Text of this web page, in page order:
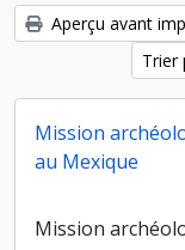
Aperçu avant
Trier
Mission
au Mexique
Mission